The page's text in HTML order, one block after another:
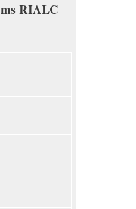
RIALC